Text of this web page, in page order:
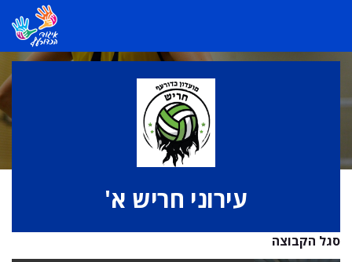
עירוני חריש א'
סגל הקבוצה